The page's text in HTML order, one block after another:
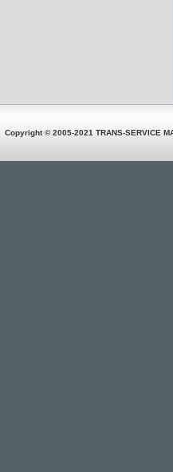
Copyright © 2005-2021 TRANS-SERVICE